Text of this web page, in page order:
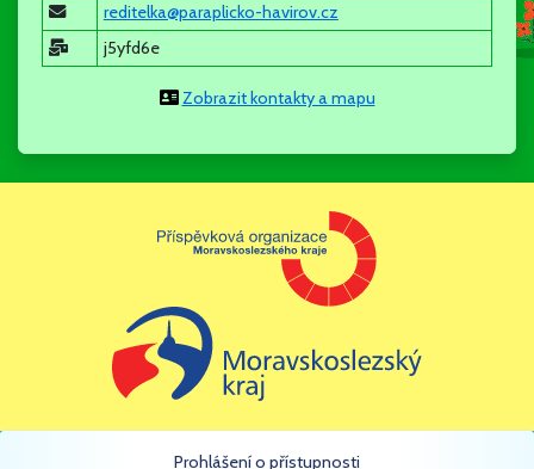
Mgr. Šárka Chobotová - ředitelka
Zápis do MŠ se koná v DOPOLEDNÍCH HODINÁCH 12. a 13.5.
2025. Formuláře k vyplnění jsou k dispozici v sekci
evidencni list ditete.pdf
prihlaska ke stravovani.pdf
zadost o prijeti do ms.pdf
reditelka@paraplicko-havirov.cz
j5yfd6e
Zobrazit kontakty a mapu
Prohlášení o přístupnosti